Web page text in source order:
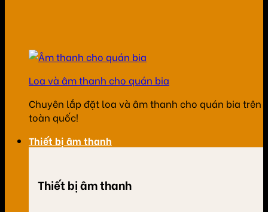
Loa và âm thanh cho quán bia
Chuyên lắp đặt loa và âm thanh cho quán bia trên
toàn quốc!
Thiết bị âm thanh
Thiết bị âm thanh